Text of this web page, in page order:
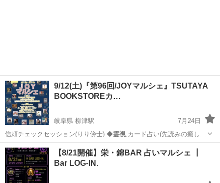
9/12(土)『第96回/JOYマルシェ』TSUTAYA
BOOKSTOREカ…
岐阜県 柳津駅
7月24日
信頼チェックセッション(りり傍士) ◆霊視,カード占い(先読みの癒し手
akemi…
岐阜 岐阜市 柳津駅 ワークショップ
【8/21開催】栄・錦BAR 占いマルシェ ┃
Bar LOG-IN.